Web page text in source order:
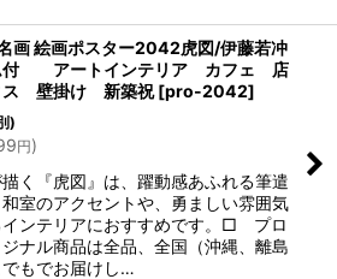
画 絵画ポスター2042虎図/伊藤若冲
付 アートインテリア カフェ 店
壁掛け 新築祝 [pro-2042]
)
円)
く『虎図』は、躍動感あふれる筆遣
室のアクセントや、勇ましい雰囲気
インテリアにおすすめです。□ プロ
ナル商品は全品、全国（沖縄、離島
もでお届けし…